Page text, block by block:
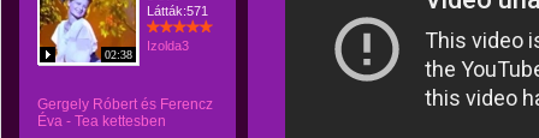
02:38
Látták:571
Izolda3
Gergely Róbert és Ferencz
Éva - Tea kettesben